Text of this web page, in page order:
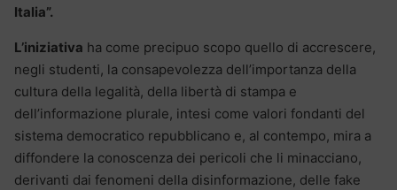
Italia”.
L’iniziativa ha come precipuo scopo quello di accrescere,
negli studenti, la consapevolezza dell’importanza della
cultura della legalità, della libertà di stampa e
dell’informazione plurale, intesi come valori fondanti del
sistema democratico repubblicano e, al contempo, mira a
diffondere la conoscenza dei pericoli che li minacciano,
derivanti dai fenomeni della disinformazione, delle fake